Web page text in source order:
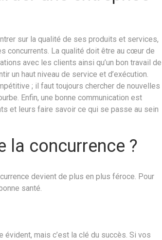
sur la qualité de ses produits et services,
concurrents. La qualité doit être au cœur de
avec les clients ainsi qu’un bon travail de
un haut niveau de service et d’exécution.
; il faut toujours chercher de nouvelles
Enfin, une bonne communication est
et leurs faire savoir ce qui se passe au sein
la concurrence ?
devient de plus en plus féroce. Pour
santé.
mais c’est la clé du succès. Si vos